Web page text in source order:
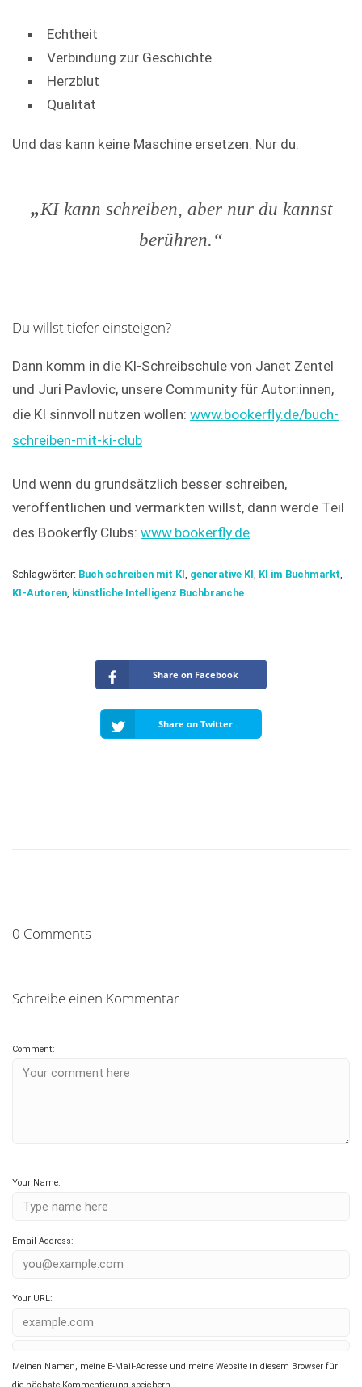
Echtheit
Verbindung zur Geschichte
Herzblut
Qualität
Und das kann keine Maschine ersetzen. Nur du.
„KI kann schreiben, aber nur du kannst
berühren.“
Du willst tiefer einsteigen?
Dann komm in die KI-Schreibschule von Janet Zentel
und Juri Pavlovic, unsere Community für Autor:innen,
die KI sinnvoll nutzen wollen: www.bookerfly.de/buch-
schreiben-mit-ki-club
Und wenn du grundsätzlich besser schreiben,
veröffentlichen und vermarkten willst, dann werde Teil
des Bookerfly Clubs: www.bookerfly.de
Schlagwörter: Buch schreiben mit KI, generative KI, KI im Buchmarkt,
KI-Autoren, künstliche Intelligenz Buchbranche
Share on Facebook
Share on Twitter
0 Comments
Schreibe einen Kommentar
Comment:
Your Name:
Email Address:
Your URL:
Meinen Namen, meine E-Mail-Adresse und meine Website in diesem Browser für
die nächste Kommentierung speichern.